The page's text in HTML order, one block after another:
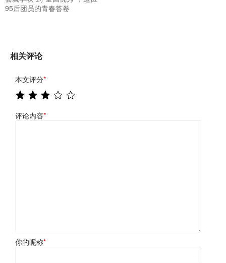
95后团员的青春答卷
相关评论
本文评分*
评论内容*
你的昵称*